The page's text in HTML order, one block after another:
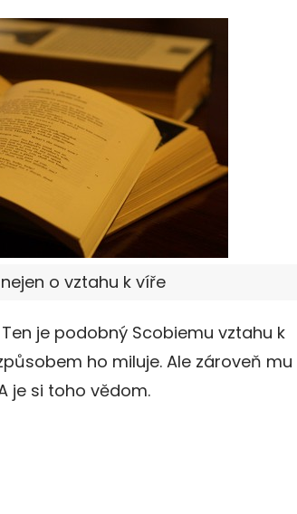
o vztahu k víře
je podobný Scobiemu vztahu k
ho miluje. Ale zároveň mu
je si toho vědom.